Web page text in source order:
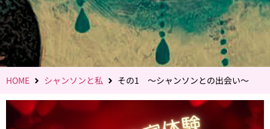
HOME シャンソンと私 その1 〜シャンソンとの出会い〜